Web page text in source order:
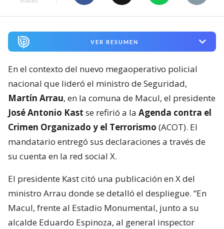
VER RESUMEN
En el contexto del nuevo megaoperativo policial
nacional que lideró el ministro de Seguridad,
Martín Arrau, en la comuna de Macul, el presidente
José Antonio Kast se refirió a la Agenda contra el
Crimen Organizado y el Terrorismo (ACOT). El
mandatario entregó sus declaraciones a través de
su cuenta en la red social X.
El presidente Kast citó una publicación en X del
ministro Arrau donde se detalló el despliegue. “En
Macul, frente al Estadio Monumental, junto a su
alcalde Eduardo Espinoza, al general inspector